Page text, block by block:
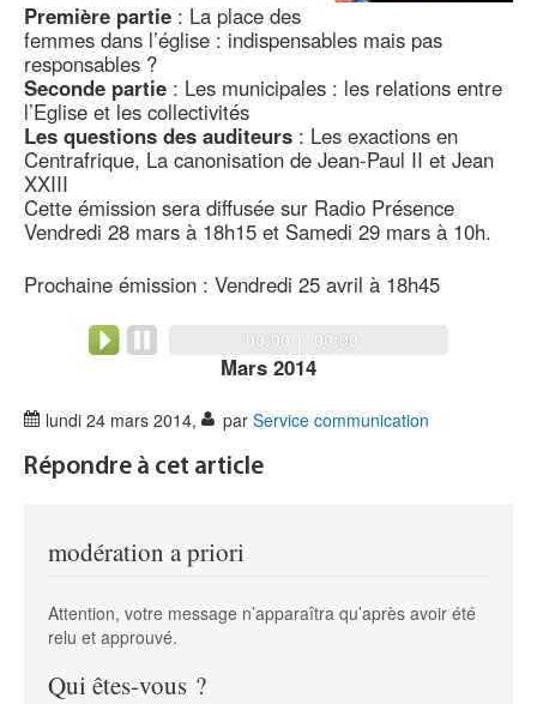
Première partie : La place des
femmes dans l’église : indispensables mais pas
responsables ?
Seconde partie : Les municipales : les relations entre
l’Eglise et les collectivités
Les questions des auditeurs : Les exactions en
Centrafrique, La canonisation de Jean-Paul II et Jean
XXIII
Cette émission sera diffusée sur Radio Présence
Vendredi 28 mars à 18h15 et Samedi 29 mars à 10h.
Prochaine émission : Vendredi 25 avril à 18h45
Audio
Player
Current
time
00:00
Total
duration
00:00
Mars 2014
lundi 24 mars 2014, par Service communication
Répondre à cet article
modération a priori
Attention, votre message n’apparaîtra qu’après avoir été
relu et approuvé.
Qui êtes-vous ?